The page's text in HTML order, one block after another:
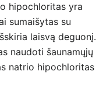
hipochloritas yra
sumaišytas su
laisvą deguonį.
naudoti šaunamųjų
natrio hipochloritas